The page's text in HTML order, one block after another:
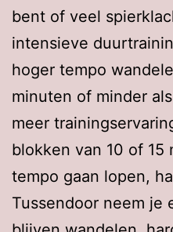
bent of veel
intensieve
hoger tempo
minuten of minder
meer
blokken van 10 of
tempo gaan lopen,
Tussendoor neem je